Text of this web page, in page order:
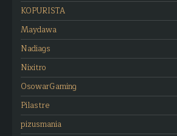
KOPURISTA
Maydawa
Nadiags
Nixitro
OsowarGaming
Pilastre
pizusmania